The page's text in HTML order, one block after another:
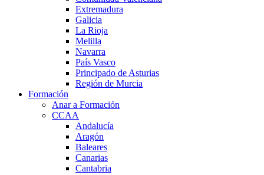
Extremadura
Galicia
La Rioja
Melilla
Navarra
País Vasco
Principado de Asturias
Región de Murcia
Formación
Anar a Formación
CCAA
Andalucía
Aragón
Baleares
Canarias
Cantabria